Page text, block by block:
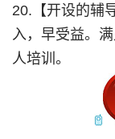
20.【开设的辅
入，早受益。
人培训。